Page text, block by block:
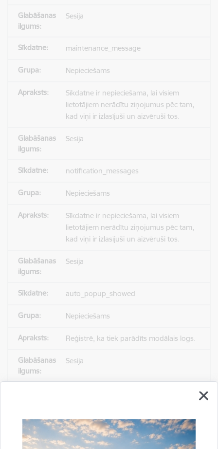
Sesija
maintenance_message
Nepieciešams
Sīkdatne ir nepieciešama, lai visiem
lietotājiem nerādītu ziņojumus pēc tam,
kad viņi ir izlasījuši un aizvēruši tos.
Sesija
notification_messages
Nepieciešams
Sīkdatne ir nepieciešama, lai visiem
lietotājiem nerādītu ziņojumus pēc tam,
kad viņi ir izlasījuši un aizvēruši tos.
Sesija
auto_popup_showed
Nepieciešams
Reģistrē, ka tiek parādīts modālais logs.
Sesija
uzlabotu vietnes darbību un
pakalpojumus)